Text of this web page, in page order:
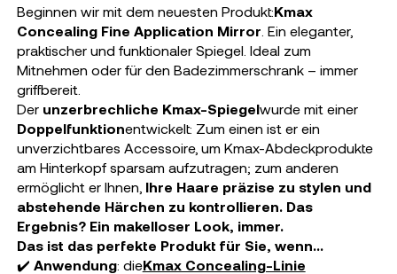
Beginnen wir mit dem neuesten Produkt:Kmax
Concealing Fine Application Mirror . Ein eleganter,
praktischer und funktionaler Spiegel. Ideal zum
Mitnehmen oder für den Badezimmerschrank – immer
griffbereit.
Der unzerbrechliche Kmax-Spiegelwurde mit einer
Doppelfunktionentwickelt: Zum einen ist er ein
unverzichtbares Accessoire, um Kmax-Abdeckprodukte
am Hinterkopf sparsam aufzutragen; zum anderen
ermöglicht er Ihnen, Ihre Haare präzise zu stylen und
abstehende Härchen zu kontrollieren. Das
Ergebnis? Ein makelloser Look, immer.
Das ist das perfekte Produkt für Sie, wenn...
✔️ Anwendung: dieKmax Concealing-Linie